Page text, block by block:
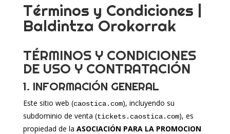
Términos y Condiciones |
Baldintza Orokorrak
TÉRMINOS Y CONDICIONES
DE USO Y CONTRATACIÓN
1. INFORMACIÓN GENERAL
Este sitio web (caostica.com), incluyendo su
subdominio de venta (tickets.caostica.com), es
propiedad de la ASOCIACIÓN PARA LA PROMOCION